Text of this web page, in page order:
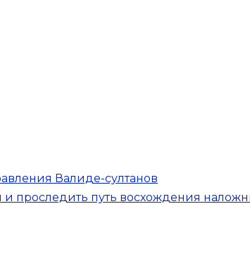
Валиде-султанов
проследить путь восхождения